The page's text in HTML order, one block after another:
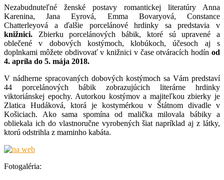
Nezabudnuteľné ženské postavy romantickej literatúry Anna
Karenina, Jana Eyrová, Emma Bovaryová, Constance
Chatterleyová a ďalšie porcelánové hrdinky sa predstavia v
knižnici. Zbierku porcelánových bábik, ktoré sú upravené a
oblečené v dobových kostýmoch, klobúkoch, účesoch aj s
doplnkami môžete obdivovať v knižnici v čase otváracích hodín od
4. apríla do 5. mája 2018.
V nádherne spracovaných dobových kostýmoch sa Vám predstaví
44 porcelánových bábik zobrazujúcich literárne hrdinky
viktoriánskej epochy. Autorkou kostýmov a majiteľkou zbierky je
Zlatica Hudáková, ktorá je kostymérkou v Štátnom divadle v
Košiciach. Ako sama spomína od malička milovala bábiky a
obliekala ich do vlastnoručne vyrobených šiat napríklad aj z látky,
ktorú odstrihla z maminho kabáta.
Fotogaléria: